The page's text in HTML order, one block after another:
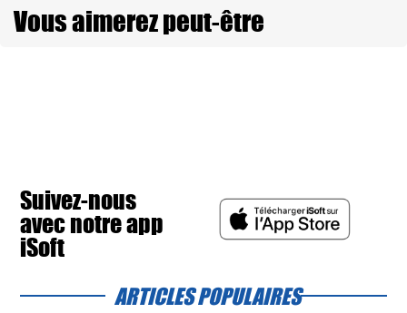
Vous aimerez peut-être
Suivez-nous
avec notre app
iSoft
ARTICLES POPULAIRES